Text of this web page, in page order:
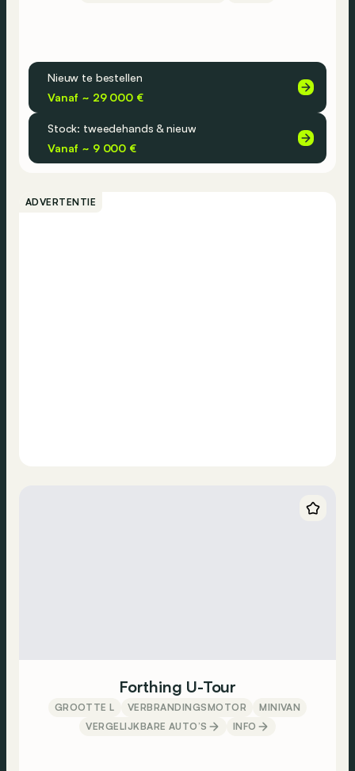
Nieuw te bestellen
Vanaf ~ 29 000 €
Stock: tweedehands & nieuw
Vanaf ~ 9 000 €
ADVERTENTIE
Forthing U-Tour
GROOTTE L VERBRANDINGSMOTOR
MINIVAN
VERGELIJKBARE AUTO’S
INFO